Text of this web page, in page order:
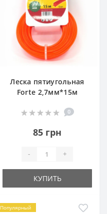
Леска пятиугольная
Forte 2,7мм*15м
0
85 грн
- +
КУПИТЬ
Популярный